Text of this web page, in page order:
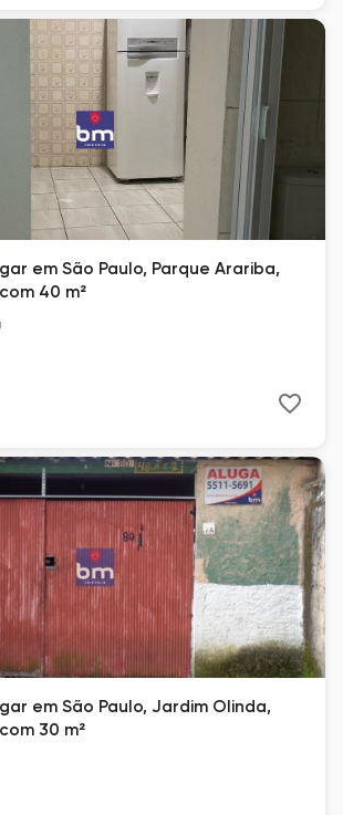
em São Paulo, Parque Arariba,
40 m²
em São Paulo, Jardim Olinda,
30 m²